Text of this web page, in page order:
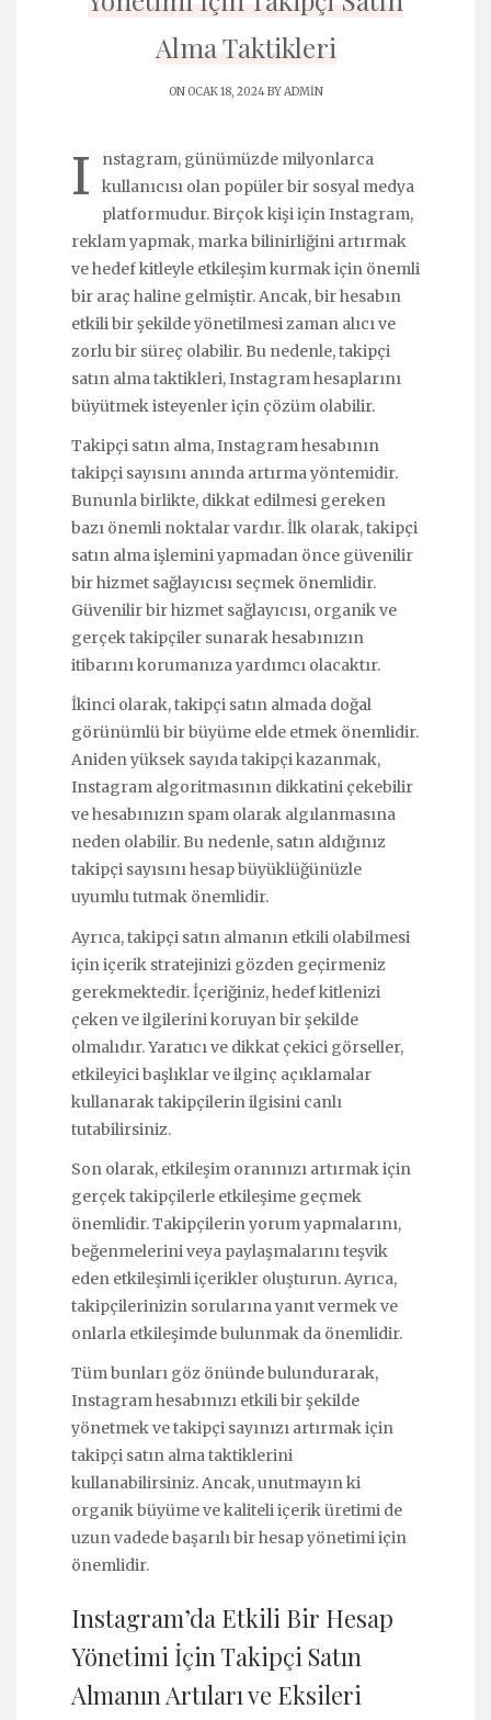
Alma Taktikleri
ON OCAK 18, 2024 BYADMIN
I
nstagram, günümüzde milyonlarca
kullanıcısı olan popüler bir sosyal medya
platformudur. Birçok kişi için Instagram,
reklam yapmak, marka bilinirliğini artırmak
ve hedef kitleyle etkileşim kurmak için önemli
bir araç haline gelmiştir. Ancak, bir hesabın
etkili bir şekilde yönetilmesi zaman alıcı ve
zorlu bir süreç olabilir. Bu nedenle, takipçi
satın alma taktikleri, Instagram hesaplarını
büyütmek isteyenler için çözüm olabilir.
Takipçi satın alma, Instagram hesabının
takipçi sayısını anında artırma yöntemidir.
Bununla birlikte, dikkat edilmesi gereken
bazı önemli noktalar vardır. İlk olarak, takipçi
satın alma işlemini yapmadan önce güvenilir
bir hizmet sağlayıcısı seçmek önemlidir.
Güvenilir bir hizmet sağlayıcısı, organik ve
gerçek takipçiler sunarak hesabınızın
itibarını korumanıza yardımcı olacaktır.
İkinci olarak, takipçi satın almada doğal
görünümlü bir büyüme elde etmek önemlidir.
Aniden yüksek sayıda takipçi kazanmak,
Instagram algoritmasının dikkatini çekebilir
ve hesabınızın spam olarak algılanmasına
neden olabilir. Bu nedenle, satın aldığınız
takipçi sayısını hesap büyüklüğünüzle
uyumlu tutmak önemlidir.
Ayrıca, takipçi satın almanın etkili olabilmesi
için içerik stratejinizi gözden geçirmeniz
gerekmektedir. İçeriğiniz, hedef kitlenizi
çeken ve ilgilerini koruyan bir şekilde
olmalıdır. Yaratıcı ve dikkat çekici görseller,
etkileyici başlıklar ve ilginç açıklamalar
kullanarak takipçilerin ilgisini canlı
tutabilirsiniz.
Son olarak, etkileşim oranınızı artırmak için
gerçek takipçilerle etkileşime geçmek
önemlidir. Takipçilerin yorum yapmalarını,
beğenmelerini veya paylaşmalarını teşvik
eden etkileşimli içerikler oluşturun. Ayrıca,
takipçilerinizin sorularına yanıt vermek ve
onlarla etkileşimde bulunmak da önemlidir.
Tüm bunları göz önünde bulundurarak,
Instagram hesabınızı etkili bir şekilde
yönetmek ve takipçi sayınızı artırmak için
takipçi satın alma taktiklerini
kullanabilirsiniz. Ancak, unutmayın ki
organik büyüme ve kaliteli içerik üretimi de
uzun vadede başarılı bir hesap yönetimi için
önemlidir.
Instagram’da Etkili Bir Hesap
Yönetimi İçin Takipçi Satın
Almanın Artıları ve Eksileri